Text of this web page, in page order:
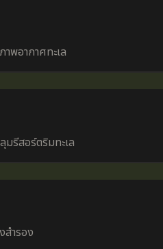
พอากาศทะเล
รีสอร์ตริมทะเล
สำรอง